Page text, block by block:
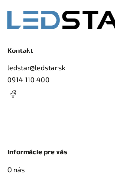
Kontakt
ledstar@ledstar.sk
0914 110 400
Informácie pre vás
O nás